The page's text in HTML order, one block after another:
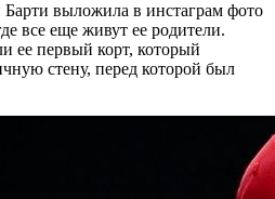
выложила в инстаграм фото
все еще живут ее родители.
ее первый корт, который
стену, перед которой был